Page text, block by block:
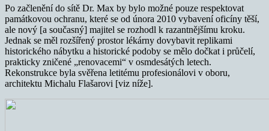
Po začlenění do sítě Dr. Max by bylo možné pouze respektovat
památkovou ochranu, které se od února 2010 vybavení oficíny těší,
ale nový [a současný] majitel se rozhodl k razantnějšímu kroku.
Jednak se měl rozšířený prostor lékárny dovybavit replikami
historického nábytku a historické podoby se mělo dočkat i průčelí,
prakticky zničené „renovacemi“ v osmdesátých letech.
Rekonstrukce byla svěřena letitému profesionálovi v oboru,
architektu Michalu Flašarovi [viz níže].